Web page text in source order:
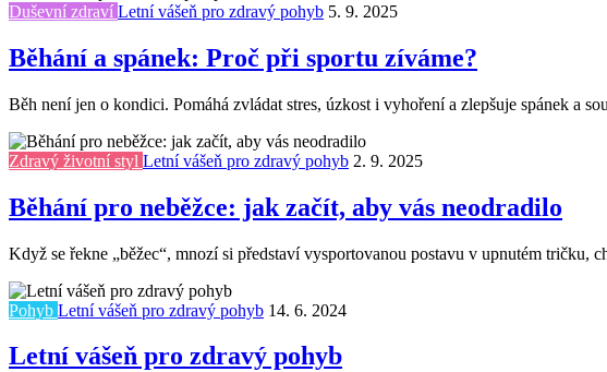
Duševní zdraví Letní vášeň pro zdravý pohyb 5. 9. 2025
Běhání a spánek: Proč při sportu zíváme?
Běh není jen o kondici. Pomáhá zvládat stres, úzkost i vyhoření a zlepšuje spánek a
Zdravý životní styl Letní vášeň pro zdravý pohyb 2. 9. 2025
Běhání pro neběžce: jak začít, aby vás neodradilo
Když se řekne „běžec“, mnozí si představí vysportovanou postavu v upnutém tričku,
Pohyb Letní vášeň pro zdravý pohyb 14. 6. 2024
Letní vášeň pro zdravý pohyb